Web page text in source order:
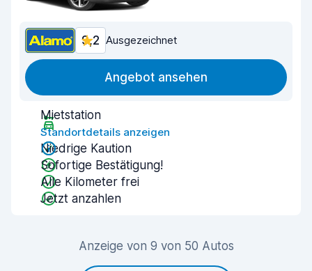
9,2 Ausgezeichnet
Angebot ansehen
Mietstation
Standortdetails anzeigen
Niedrige Kaution
Sofortige Bestätigung!
Alle Kilometer frei
Jetzt anzahlen
Anzeige von 9 von 50 Autos